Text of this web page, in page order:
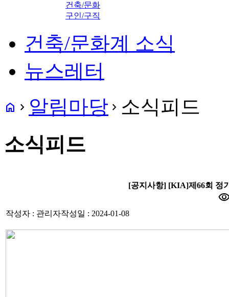
건축/문화
구인/구직
건축/문화계 소식
뉴스레터
home navigate_next 알림마당 navigate_next 소식피드
소식피드
[공지사항] [KIA]제66회 정
작성자 : 관리자작성일 : 2024-01-08